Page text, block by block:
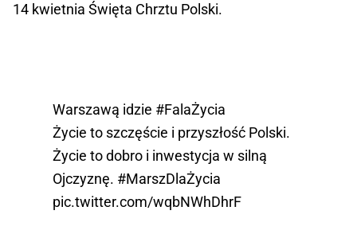
14 kwietnia Święta Chrztu Polski.
Warszawą idzie #FalaŻycia
Życie to szczęście i przyszłość Polski.
Życie to dobro i inwestycja w silną
Ojczyznę. #MarszDlaŻycia
pic.twitter.com/wqbNWhDhrF